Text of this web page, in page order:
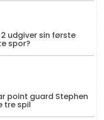
udgiver sin første
spor?
point guard Stephen
tre spil